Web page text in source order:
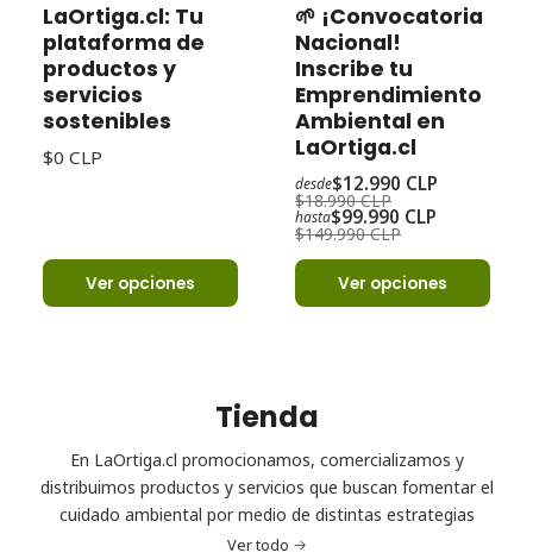
LaOrtiga.cl: Tu
plataforma de
productos y
servicios
sostenibles
$0 CLP
Ver opciones
🌱 ¡Convocatoria
Nacional!
Inscribe tu
Emprendimiento
Ambiental en
LaOrtiga.cl
desde$12.990 CLP
$18.990 CLP
hasta$99.990 CLP
$149.990 CLP
Ver opciones
Tienda
En LaOrtiga.cl promocionamos, comercializamos y
distribuimos productos y servicios que buscan fomentar el
cuidado ambiental por medio de distintas estrategias
Ver todo